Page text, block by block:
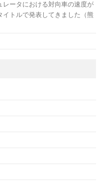
レータにおける対向車の速度が
トルで発表してきました（熊